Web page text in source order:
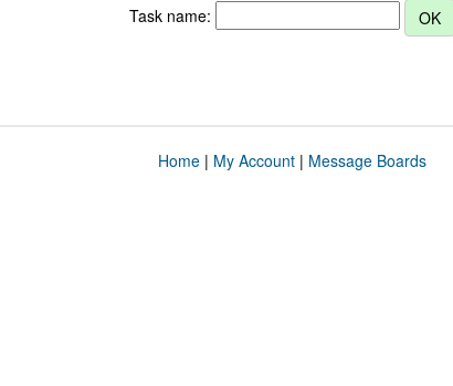
Task name:
Home| My Account| Message Boards